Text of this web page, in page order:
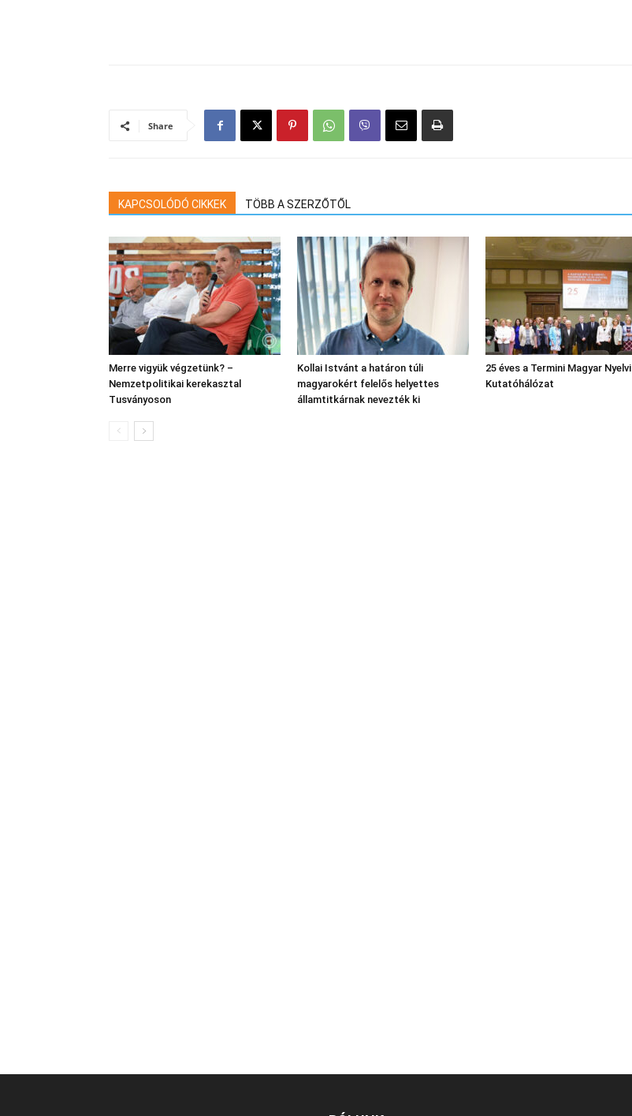
Share
KAPCSOLÓDÓ CIKKEK TÖBB A SZERZŐTŐL
Merre vigyük végzetünk? –
Nemzetpolitikai kerekasztal
Tusványoson
Kollai Istvánt a határon túli
magyarokért felelős helyettes
államtitkárnak nevezték ki
25 éves a Termini Magyar Nyelvi
Kutatóhálózat